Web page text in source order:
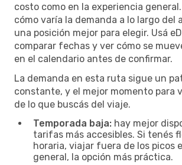
costo como en la experiencia
cómo varía la demanda a lo largo del
una posición mejor para elegir. Usá
comparar fechas y ver cómo se
en el calendario antes de confirmar.
La demanda en esta ruta sigue un
constante, y el mejor momento para
de lo que buscás del viaje.
Temporada baja: hay mejor
tarifas más accesibles. Si tenés
horaria, viajar fuera de los picos
general, la opción más práctica.